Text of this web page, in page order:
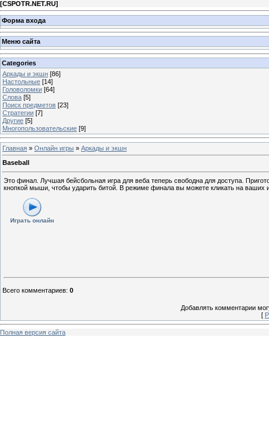
[CSPOTR.NET.RU]
Форма входа
Меню сайта
Categories
Аркады и экшн [86]
Настольные [14]
Головоломки [64]
Слова [5]
Поиск предметов [23]
Стратегии [7]
Другие [5]
Многопользовательские [9]
Главная » Онлайн игры » Аркады и экшн
Baseball
Это финал. Лучшая бейсбольная игра для веба теперь свободна для доступа.
кнопкой мыши, чтобы ударить битой. В режиме финала вы можете кликать на ваших
Играть онлайн
Всего комментариев: 0
Добавлять комментарии
[
Полная версия сайта